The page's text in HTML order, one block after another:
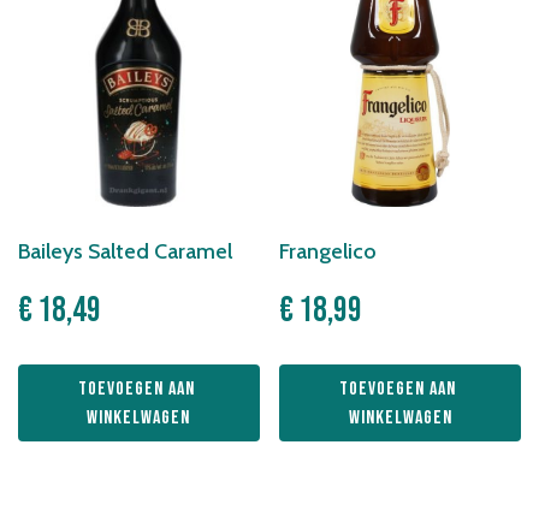
Baileys Salted Caramel
€18,49
Toevoegen aan
winkelwagen
Frangelico
€18,99
Toevoegen aan
winkelwagen